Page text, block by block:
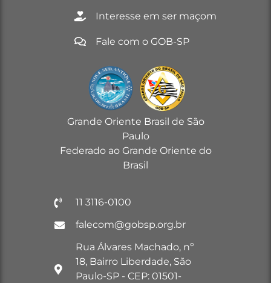
Interesse em ser maçom
Fale com o GOB-SP
Grande Oriente Brasil de São
Paulo
Federado ao Grande Oriente do
Brasil
11 3116-0100
falecom@gobsp.org.br
Rua Álvares Machado, nº
18, Bairro Liberdade, São
Paulo-SP - CEP: 01501-